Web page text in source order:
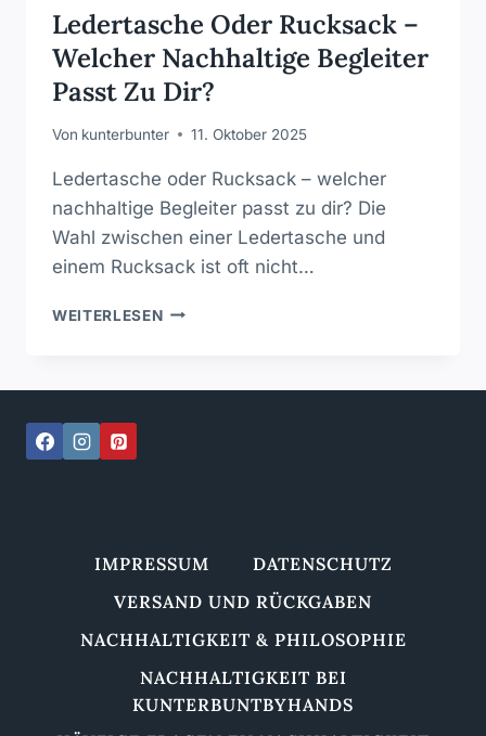
Ledertasche Oder Rucksack –
Welcher Nachhaltige Begleiter
Passt Zu Dir?
Von kunterbunter 11. Oktober 2025
Ledertasche oder Rucksack – welcher
nachhaltige Begleiter passt zu dir? Die
Wahl zwischen einer Ledertasche und
einem Rucksack ist oft nicht…
WEITERLESENLEDERTASCHE
IMPRESSUM
DATENSCHUTZ
VERSAND UND RÜCKGABEN
NACHHALTIGKEIT & PHILOSOPHIE
NACHHALTIGKEIT BEI
KUNTERBUNTBYHANDS